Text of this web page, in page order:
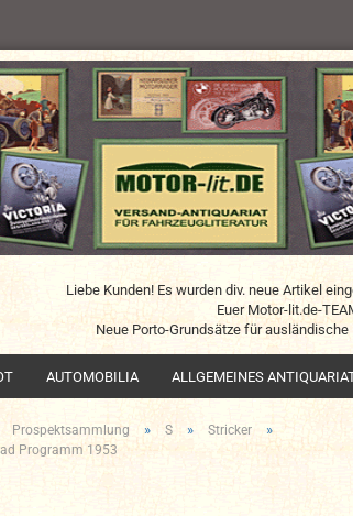
Liebe Kunden! Es wurden div. neue Artikel
Euer Motor-lit.de-
Neue Porto-Grundsätze für ausländische
AUTOMOBILIA ALLGEMEINES
Prospektsammlung » S » Stricker »
Programm 1953